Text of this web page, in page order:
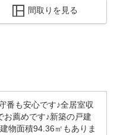
間取りを見る
番も安心です♪全居室収
お薦めです♪新築の戸建
物面積94.36㎡もありま